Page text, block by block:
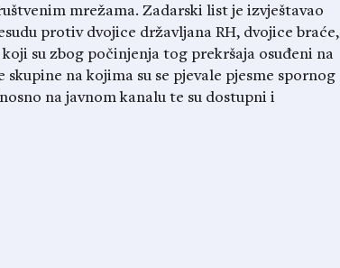
mrežama. Zadarski list je izvještavao
protiv dvojice državljana RH, dvojice braće,
su zbog počinjenja tog prekršaja osuđeni na
skupine na kojima su se pjevale pjesme spornog
na javnom kanalu te su dostupni i